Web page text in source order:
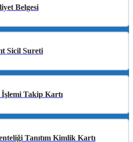
Belgesi
Sicil Sureti
Takip Kartı
Tanıtım Kimlik Kartı